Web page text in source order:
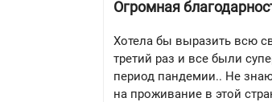
Огромная
Хотела бы выразить всю
третий раз и все были
период пандемии.. Не
на проживание в этой